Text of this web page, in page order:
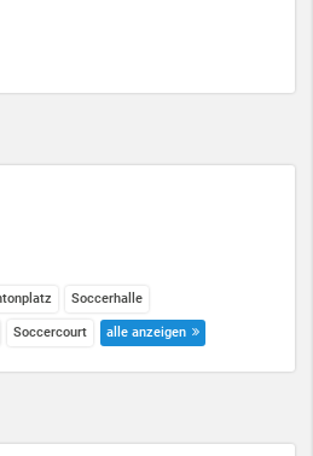
Soccerhalle
Soccercourt alle anzeigen